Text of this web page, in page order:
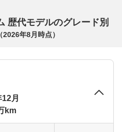
歴代モデルのグレード別
（2026年8月 時点）
月
km